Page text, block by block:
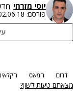
יוסי מזרחי
פורסם: 19:49
דרום חמאס
מצאתם טעות לשון?